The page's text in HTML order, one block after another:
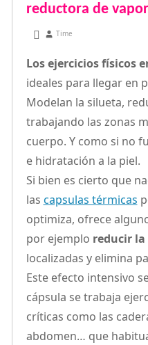
reductora de
marzo 3, 2010
Time
Los ejercicios físicos
ideales para llegar en
Modelan la silueta,
trabajando las zonas
cuerpo. Y como si no
e hidratación a la piel.
Si bien es cierto que
las capsulas térmicas
optimiza, ofrece
por ejemplo reducir la
localizadas y elimina
Este efecto intensivo
cápsula se trabaja
críticas como las
abdomen… que